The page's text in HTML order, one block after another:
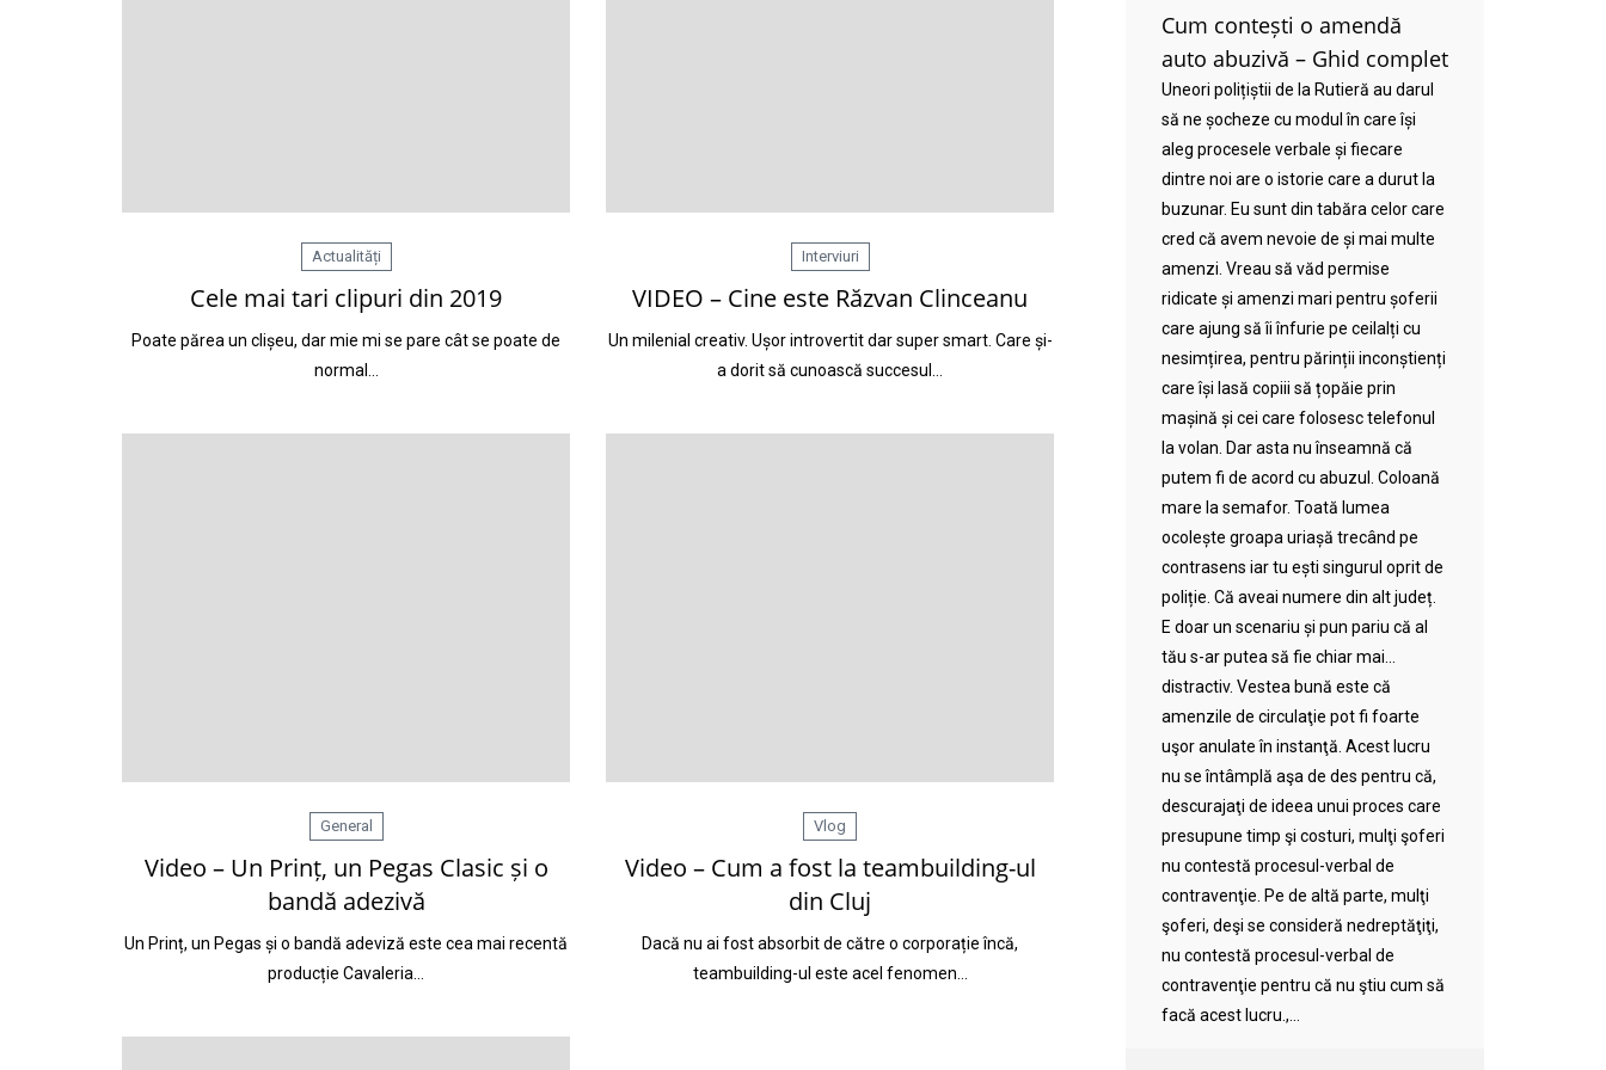
Actualități
Cele mai tari clipuri din 2019
Poate părea un clișeu, dar mie mi se pare cât se poate de
normal…
Interviuri
VIDEO – Cine este Răzvan Clinceanu
Un milenial creativ. Ușor introvertit dar super smart. Care și-
a dorit să cunoască succesul…
General
Video – Un Prinț, un Pegas Clasic și o
bandă adezivă
Un Prinț, un Pegas și o bandă adeviză este cea mai recentă
producție Cavaleria…
Vlog
Video – Cum a fost la teambuilding-ul
din Cluj
Dacă nu ai fost absorbit de către o corporație încă,
teambuilding-ul este acel fenomen…
Cum contești o amendă
auto abuzivă – Ghid complet
Uneori polițiștii de la Rutieră au darul
să ne șocheze cu modul în care își
aleg procesele verbale și fiecare
dintre noi are o istorie care a durut la
buzunar. Eu sunt din tabăra celor care
cred că avem nevoie de și mai multe
amenzi. Vreau să văd permise
ridicate și amenzi mari pentru șoferii
care ajung să îi înfurie pe ceilalți cu
nesimțirea, pentru părinții inconștienți
care își lasă copiii să țopăie prin
mașină și cei care folosesc telefonul
la volan. Dar asta nu înseamnă că
putem fi de acord cu abuzul. Coloană
mare la semafor. Toată lumea
ocolește groapa uriașă trecând pe
contrasens iar tu ești singurul oprit de
poliție. Că aveai numere din alt județ.
E doar un scenariu și pun pariu că al
tău s-ar putea să fie chiar mai…
distractiv. Vestea bună este că
amenzile de circulaţie pot fi foarte
uşor anulate în instanţă. Acest lucru
nu se întâmplă aşa de des pentru că,
descurajaţi de ideea unui proces care
presupune timp şi costuri, mulţi şoferi
nu contestă procesul-verbal de
contravenţie. Pe de altă parte, mulţi
şoferi, deşi se consideră nedreptăţiţi,
nu contestă procesul-verbal de
contravenţie pentru că nu ştiu cum să
facă acest lucru.,...